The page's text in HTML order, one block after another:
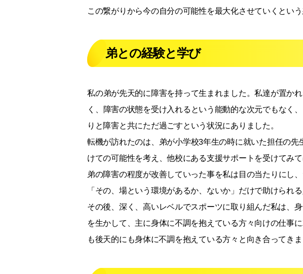
この繋がりから今の自分の可能性を最大化させていくという
弟との経験と学び
私の弟が先天的に障害を持って生まれました。私達が置か
く、障害の状態を受け入れるという能動的な次元でもなく
りと障害と共にただ過ごすという状況にありました。
転機が訪れたのは、弟が小学校3年生の時に就いた担任の
けての可能性を考え、他校にある支援サポートを受けてみ
弟の障害の程度が改善していった事を私は目の当たりにし
「その、場という環境があるか、ないか」だけで助けられ
その後、深く、高いレベルでスポーツに取り組んだ私は、
を生かして、主に身体に不調を抱えている方々向けの仕事
も後天的にも身体に不調を抱えている方々と向き合ってきま